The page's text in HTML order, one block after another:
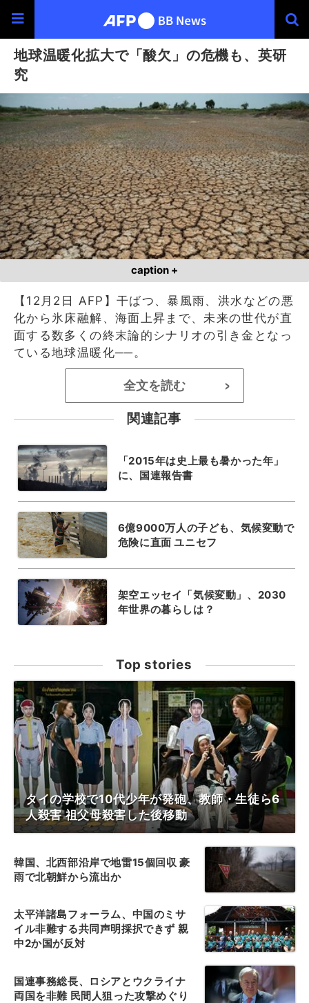
地球温暖化拡大で「酸欠」の危機も、英研
究
caption +
【12月2日 AFP】干ばつ、暴風雨、洪水などの悪
化から氷床融解、海面上昇まで、未来の世代が直
面する数多くの終末論的シナリオの引き金となっ
ている地球温暖化──。
全文を読む >
関連記事
「2015年は史上最も暑かった年」
に、国連報告書
6億9000万人の子ども、気候変動で
危険に直面 ユニセフ
架空エッセイ「気候変動」、2030
年世界の暮らしは？
Top stories
タイの学校で10代少年が発砲、教師・生徒ら6
人殺害 祖父母殺害した後移動
韓国、北西部沿岸で地雷15個回収 豪
雨で北朝鮮から流出か
太平洋諸島フォーラム、中国のミサ
イル非難する共同声明採択できず 親
中2か国が反対
国連事務総長、ロシアとウクライナ
両国を非難 民間人狙った攻撃めぐり